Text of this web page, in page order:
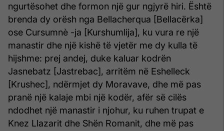
ngurtësohet dhe formon një gur ngjyrë hiri. Është
brenda dy orësh nga Bellacherqua [Bellacërka]
ose Cursumnè -ja [Kurshumlija], ku vura re një
manastir dhe një kishë të vjetër me dy kulla të
hijshme: prej andej, duke kaluar kodrën
Jasnebatz [Jastrebac], arritëm në Eshelleck
[Krushec], ndërmjet dy Moravave, dhe më pas
pranë një kalaje mbi një kodër, afër së cilës
ndodhet një manastir i njohur, ku ruhen trupat e
Knez Llazarit dhe Shën Romanit, dhe më pas